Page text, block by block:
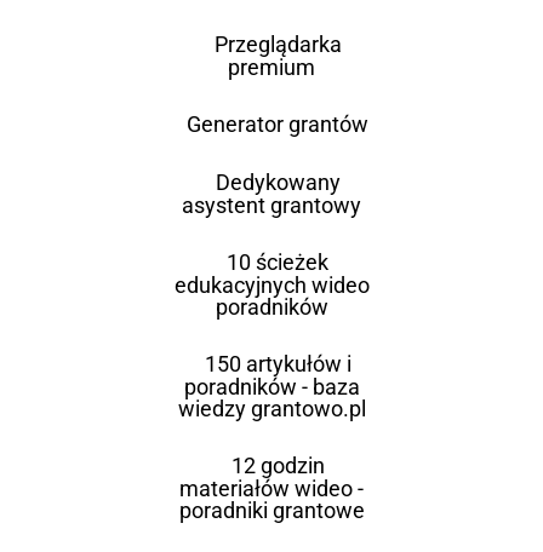
Przeglądarka
premium
Generator grantów
Dedykowany
asystent grantowy
10 ścieżek
edukacyjnych wideo
poradników
150 artykułów i
poradników - baza
wiedzy grantowo.pl
12 godzin
materiałów wideo -
poradniki grantowe